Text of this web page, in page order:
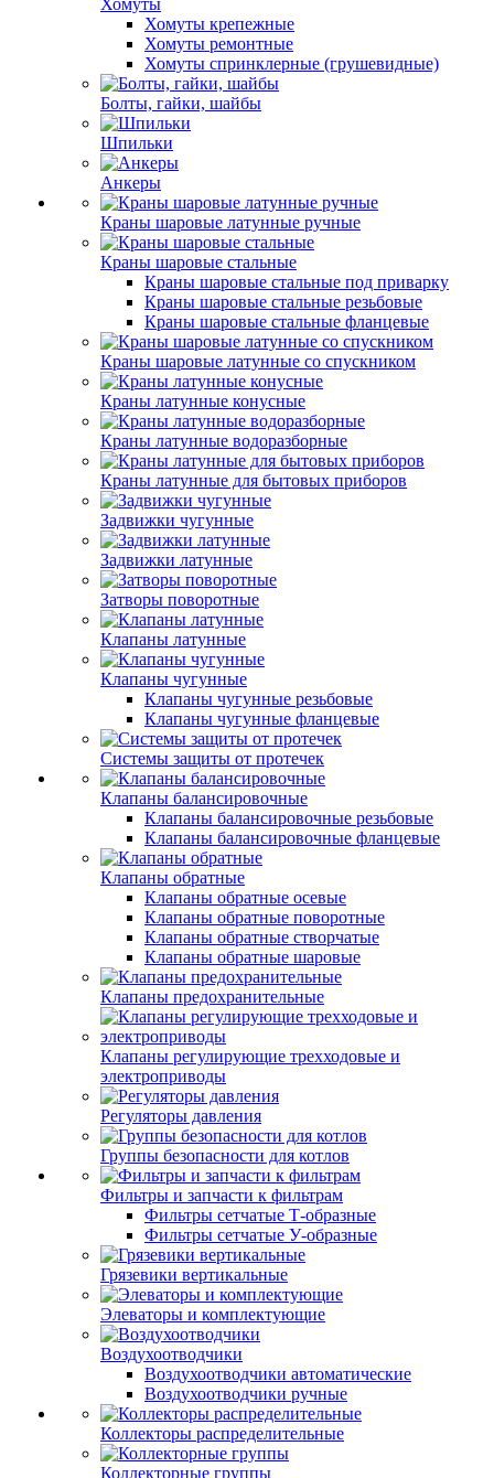
Хомуты
Хомуты крепежные
Хомуты ремонтные
Хомуты спринклерные (грушевидные)
Болты, гайки, шайбы
Шпильки
Анкеры
Краны шаровые латунные ручные
Краны шаровые стальные
Краны шаровые стальные под приварку
Краны шаровые стальные резьбовые
Краны шаровые стальные фланцевые
Краны шаровые латунные со спускником
Краны латунные конусные
Краны латунные водоразборные
Краны латунные для бытовых приборов
Задвижки чугунные
Задвижки латунные
Затворы поворотные
Клапаны латунные
Клапаны чугунные
Клапаны чугунные резьбовые
Клапаны чугунные фланцевые
Системы защиты от протечек
Клапаны балансировочные
Клапаны балансировочные резьбовые
Клапаны балансировочные фланцевые
Клапаны обратные
Клапаны обратные осевые
Клапаны обратные поворотные
Клапаны обратные створчатые
Клапаны обратные шаровые
Клапаны предохранительные
Клапаны регулирующие трехходовые и
электроприводы
Регуляторы давления
Группы безопасности для котлов
Фильтры и запчасти к фильтрам
Фильтры сетчатые Т-образные
Фильтры сетчатые У-образные
Грязевики вертикальные
Элеваторы и комплектующие
Воздухоотводчики
Воздухоотводчики автоматические
Воздухоотводчики ручные
Коллекторы распределительные
Коллекторные группы